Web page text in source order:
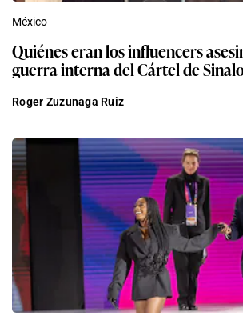
México
Quiénes eran los influencers
guerra interna del Cártel de
Roger Zuzunaga Ruiz